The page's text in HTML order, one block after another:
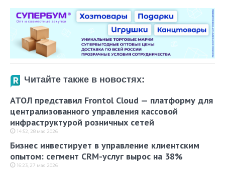
Читайте также в новостях:
АТОЛ представил Frontol Cloud — платформу для
централизованного управления кассовой
инфраструктурой розничных сетей
14:52, 28 мая 2026
Бизнес инвестирует в управление клиентским
опытом: сегмент CRM-услуг вырос на 38%
16:23, 27 мая 2026